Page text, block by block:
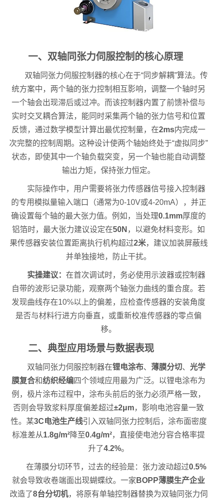
一、双轴同张力伺服控制的核心原理
双轴同张力伺服控制器的核心在于“同步解耦”算法。传
统方案中，两个轴的张力控制相互影响，调整一个轴时另
一个轴会出现滞后或过冲。而该控制器内置了前馈补偿与
实时交叉耦合算法，能同时采集两个轴的张力信号和位置
反馈，通过数学模型计算出最优控制量，在2ms内完成一
次完整的控制周期。这种设计使两个轴始终处于“虚拟同步”
状态，即使其中一个轴负载突变，另一个轴也能自动调整
输出力矩，保持张力恒定。
实际操作中，用户需要将张力传感器信号接入控制器
的专用模拟量输入端口（通常为0-10V或4-20mA），并正
确设置每个轴的最大张力值。例如，当处理0.1mm厚度的
铝箔时，最大张力建议设定在50N ，以避免材料变形。如
果传感器安装位置距离执行机构超过2米，建议加装屏蔽线
并单独接地，防止干扰。
实操建议： 在首次调试时，务必使用示波器或控制器
自带的波形记录功能，观察两个轴张力曲线的重合度。若
发现曲线存在10%以上的偏差，应检查传感器的安装角度
是否与材料行进方向垂直，或重新校准传感器的零点偏
移。
二、典型应用场景与数据表现
双轴同张力伺服控制器在锂电涂布、 薄膜分切、 光学
膜复合和纺织经编四个领域应用最为广泛。以锂电涂布为
例，极片涂布过程中，涂布头前后的张力必须严格一致，
否则会导致浆料厚度偏差超过±2μm，影响电池容量一致
性。某3C电池生产线引入双轴同张力控制后，涂布面密度
标准差从1.8g/m²降至0.4g/m²，直接使电池分容合格率提
升了4.2%。
在薄膜分切环节，过去的经验是：张力波动超过0.5%
就会导致收卷端面出现蝴蝶纹。一家 BOPP薄膜生产企业
改造了8台分切机，将原有单轴控制器替换为双轴同张力伺